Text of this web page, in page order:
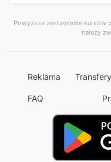
Powyższe zestawienie kursów
należy
Reklama
FAQ